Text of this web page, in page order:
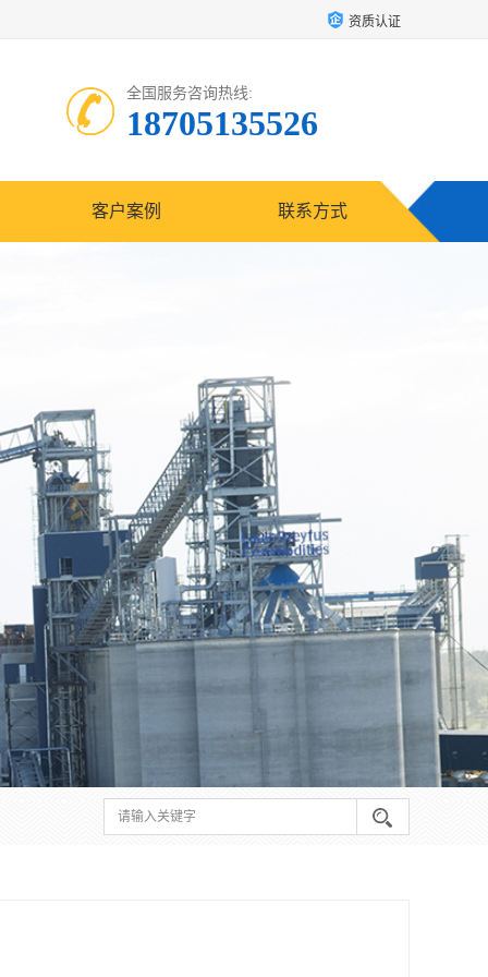
资质认证
全国服务咨询热线:
18705135526
客户案例 联系方式